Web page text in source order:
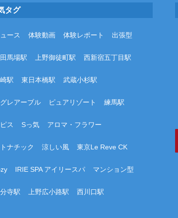
タグ
ース 体験動画 体験レポート 出張型
馬場駅 上野御徒町駅 西新宿五丁目駅
駅 東日本橋駅 武蔵小杉駅
レアーブル ピュアリゾート 練馬駅
ス Sっ気 アロマ・フラワー
ナチック 涼しい風 東京Le Reve CK
IRIE SPA アイリースパ マンション型
寺駅 上野広小路駅 西川口駅